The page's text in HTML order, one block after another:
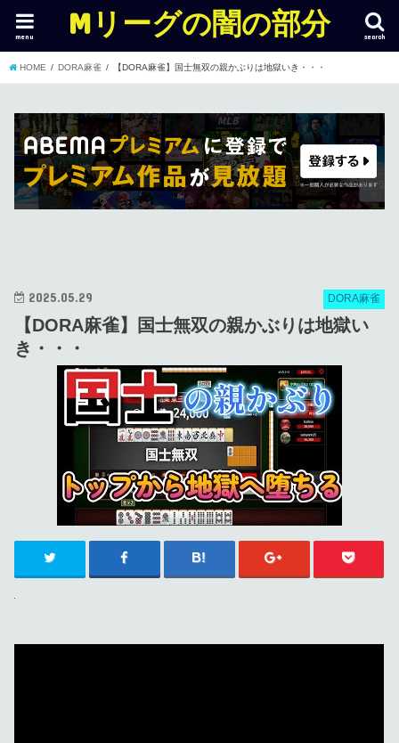
Mリーグの闇の部分 search
menu
HOME DORA麻雀 【DORA麻雀】国士無双の親かぶりは地獄いき・・・
DORA麻雀
2025.05.29
【DORA麻雀】国士無双の親かぶりは地獄い
き・・・